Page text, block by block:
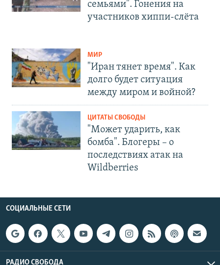
семьями". Гонения на
участников хиппи-слёта
МИР
"Иран тянет время". Как
долго будет ситуация
между миром и войной?
ЦИТАТЫ СВОБОДЫ
"Может ударить, как
бомба". Блогеры – о
последствиях атак на
Wildberries
СОЦИАЛЬНЫЕ СЕТИ
РАДИО СВОБОДА